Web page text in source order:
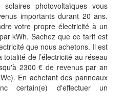
photovoltaïques vous
importants durant 20 ans.
votre propre électricité à un
kWh. Sachez que ce tarif est
que nous achetons. Il est
de l’électricité au réseau
2300 € de revenus par an
En achetant des panneaux
certain(e) d'effectuer un